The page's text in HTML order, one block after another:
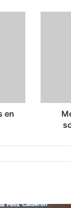
en